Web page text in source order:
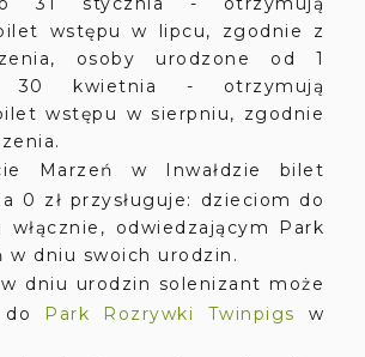
wstępu w lipcu, zgodnie z
osoby urodzone od 1
kwietnia - otrzymują
wstępu w sierpniu, zgodnie
Marzeń w Inwałdzie bilet
0 zł przysługuje: dzieciom do
włącznie, odwiedzającym Park
w dniu swoich urodzin.
dniu urodzin solenizant może
do Park Rozrywki Twinpigs w